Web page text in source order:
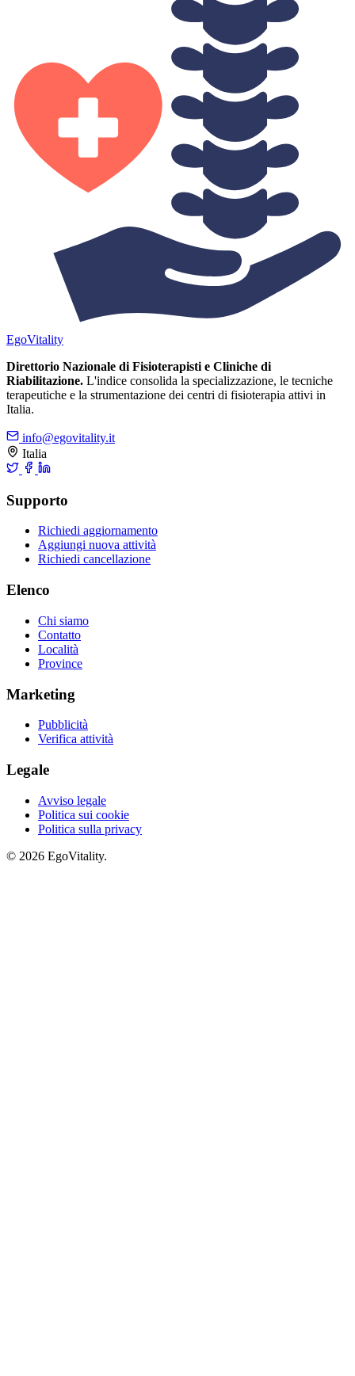
EgoVitality
Direttorio Nazionale di Fisioterapisti e Cliniche di
Riabilitazione. L'indice consolida la specializzazione, le tecniche
terapeutiche e la strumentazione dei centri di fisioterapia attivi in
Italia.
info@egovitality.it
Italia
Supporto
Richiedi aggiornamento
Aggiungi nuova attività
Richiedi cancellazione
Elenco
Chi siamo
Contatto
Località
Province
Marketing
Pubblicità
Verifica attività
Legale
Avviso legale
Politica sui cookie
Politica sulla privacy
© 2026 EgoVitality.